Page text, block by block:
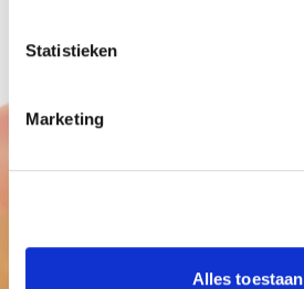
Statistieken
Marketing
Alles toestaan